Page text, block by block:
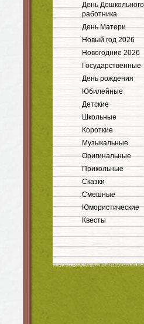
День Дошкольного
работника
День Матери
Новый год 2026
Новогодние 2026
Государственные
День рождения
Юбилейные
Детские
Школьные
Короткие
Музыкальные
Оригинальные
Прикольные
Сказки
Смешные
Юмористические
Квесты